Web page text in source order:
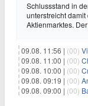
Schlussstand in
unterstreicht
Aktienmarktes. Der
09.08. 11:56 | (00)
09.08. 11:00 | (00)
09.08. 10:00 | (00)
09.08. 09:19 | (00)
09.08. 09:00 | (00)